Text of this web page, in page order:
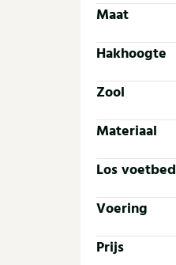
Maat
Hakhoogte
Zool
Materiaal
Los voetbed
Voering
Prijs